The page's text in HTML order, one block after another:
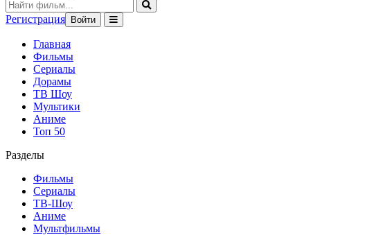
Регистрация Войти
Главная
Фильмы
Сериалы
Дорамы
ТВ Шоу
Мультики
Аниме
Топ 50
Разделы
Фильмы
Сериалы
ТВ-Шоу
Аниме
Мультфильмы